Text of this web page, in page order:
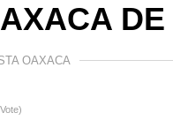
OAXACA